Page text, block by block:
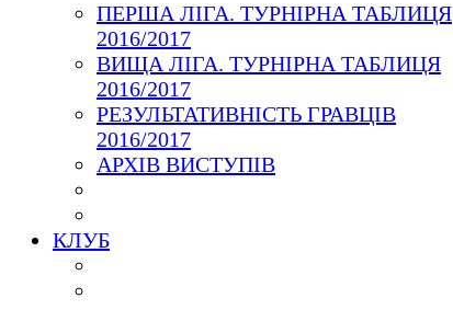
ПЕРША ЛІГА. ТУРНІРНА ТАБЛИЦЯ
2016/2017
ВИЩА ЛІГА. ТУРНІРНА ТАБЛИЦЯ
2016/2017
РЕЗУЛЬТАТИВНІСТЬ ГРАВЦІВ
2016/2017
АРХІВ ВИСТУПІВ
КЛУБ